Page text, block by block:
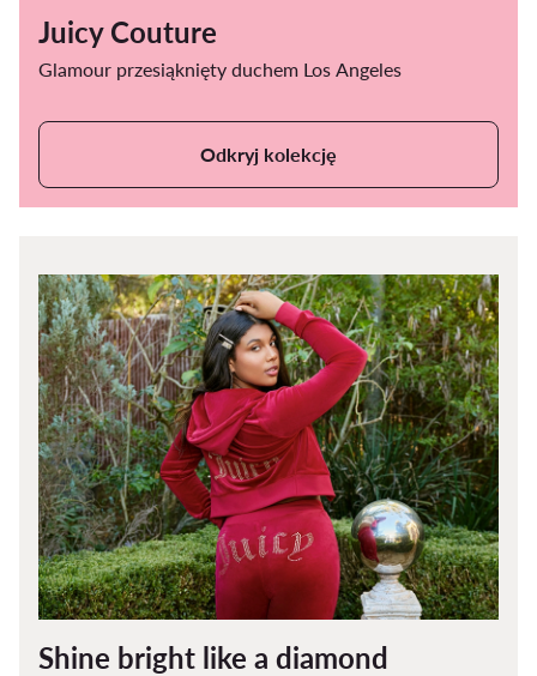
Juicy Couture
Glamour przesiąknięty duchem Los Angeles
Odkryj kolekcję
Shine bright like a diamond